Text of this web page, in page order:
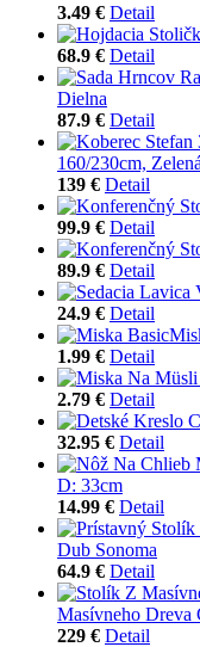
3.49 € Detail
68.9 € Detail
Dielna
87.9 € Detail
160/230cm, Zelená
139 € Detail
99.9 € Detail
89.9 € Detail
24.9 € Detail
1.99 € Detail
2.79 € Detail
32.95 € Detail
D: 33cm
14.99 € Detail
Dub Sonoma
64.9 € Detail
Masívneho Dreva
229 € Detail